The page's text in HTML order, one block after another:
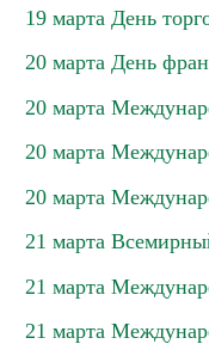
19 марта День
20 марта День
20 марта
20 марта
20 марта
21 марта
21 марта
21 марта